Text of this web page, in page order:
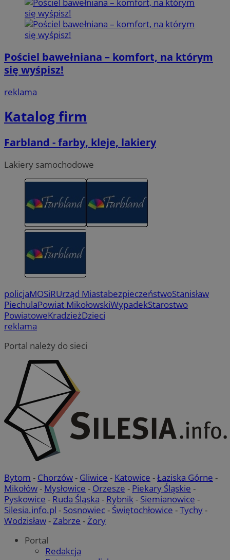
Pościel bawełniana – komfort, na którym
się wyśpisz!
reklama
Katalog firm
Farbland - farby, kleje, lakiery
Lakiery samochodowe
policjaMOSiRUrząd MiastabezpieczeństwoStanisław
PiechulaPowiat MikołowskiWypadekStarostwo
PowiatoweKradzieżDzieci
reklama
Portal należy do sieci
Bytom - Chorzów- Gliwice - Katowice -Łaziska Górne -
Mikołów- Mysłowice - Orzesze - Piekary Śląskie -
Pyskowice - Ruda Śląska - Rybnik- Siemianowice -
Silesia.info.pl - Sosnowiec- Świętochłowice -Tychy-
Wodzisław-Zabrze -Żory
Portal
Redakcja